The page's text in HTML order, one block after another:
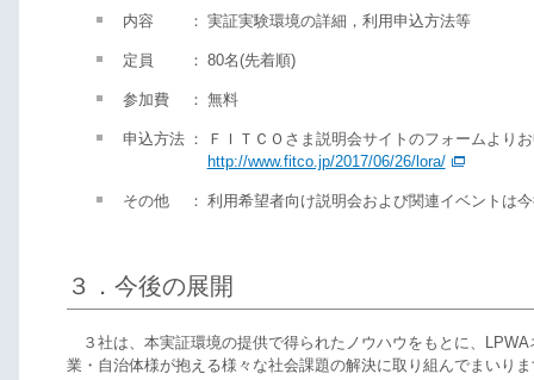
内容 ： 実証実験環境の詳細，利用申込方法等
定員 ： 80名(先着順)
参加費 ： 無料
申込方法 ：
ＦＩＴＣＯさま説明会サイトのフォームより
http://www.fitco.jp/2017/06/26/lora/
その他 ： 利用希望者向け説明会および関連イベントは
３．今後の展開
３社は、本実証環境の提供で得られたノウハウをもとに、
業・自治体様が抱える様々な社会課題の解決に取り組んでまいり